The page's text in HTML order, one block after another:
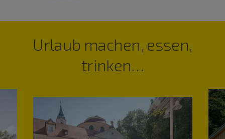
Urlaub machen, essen,
trinken…